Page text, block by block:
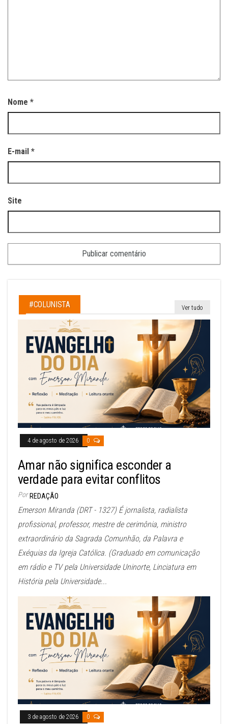
Nome *
E-mail *
Site
#COLUNISTA Ver tudo
4 de agosto de 2026 0
Amar não significa esconder a
verdade para evitar conflitos
Por REDAÇÃO
Emerson Miranda (DRT - 1327) É jornalista, radialista
profissional, professor, mestre de cerimônia, ministro
extraordinário da Sagrada Comunhão, da Palavra e
Exéquias da Igreja Católica. (Graduado em comunicação
em rádio e TV pela Universidade Uninorte, Linciatura em
História pela Universidade...
3 de agosto de 2026 0